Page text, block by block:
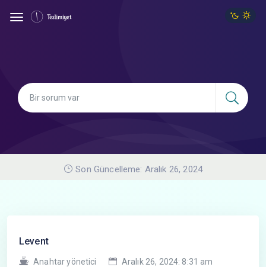
Son Güncelleme: Aralık 26, 2024
Levent
Anahtar yönetici Aralık 26, 2024: 8:31 am